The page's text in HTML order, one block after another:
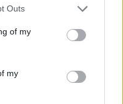
one or more Google
You may click to
its third-party tags to
in below Google
Outs
of my
my